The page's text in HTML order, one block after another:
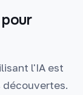
l'IA est